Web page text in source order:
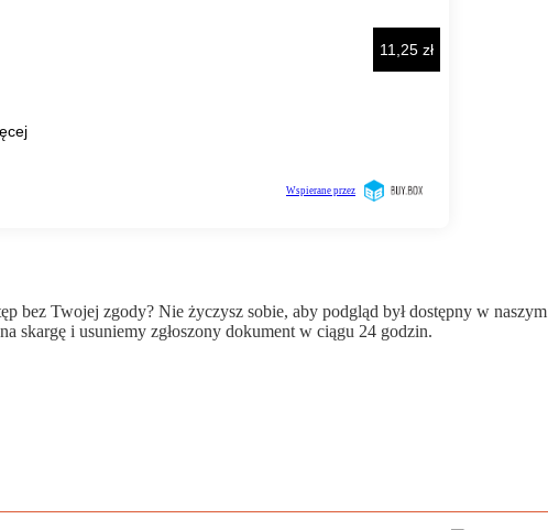
bez Twojej zgody? Nie życzysz sobie, aby podgląd był dostępny w naszym
skargę i usuniemy zgłoszony dokument w ciągu 24 godzin.